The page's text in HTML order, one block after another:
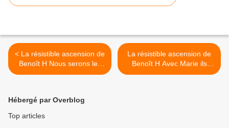
< La résistible ascension de
Benoît H Nous serons les
rois du monde. Nous
glacé. Nous entrerons dans
Paris par la porte d'Orléans
La résistible ascension de
Benoît H Avec Marie ils
décident de se joindre au
Hébergé par Overblog
Top articles